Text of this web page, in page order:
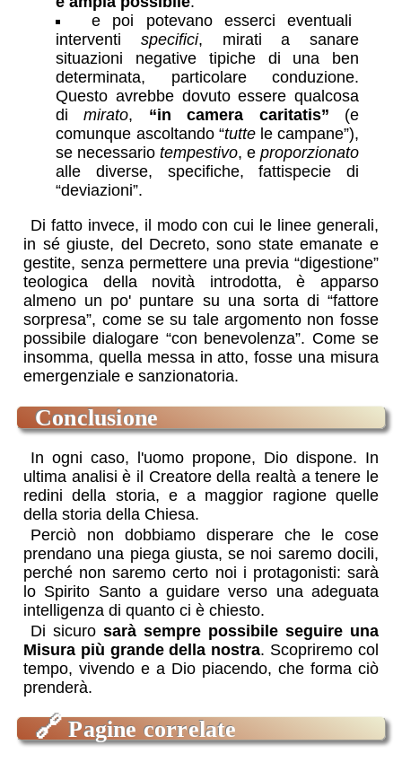
e poi potevano esserci eventuali
interventi specifici, mirati a sanare
situazioni negative tipiche di una ben
determinata, particolare conduzione.
Questo avrebbe dovuto essere qualcosa
dimirato, “in camera caritatis” (e
comunqueascoltando “tutte le campane”),
se necessariotempestivo, eproporzionato
alle diverse, specifiche, fattispecie di
“deviazioni”.
Di fatto invece, il modo con cui le linee generali,
in sé giuste, del Decreto, sono state emanate e
gestite, senza permettere una previa “digestione”
teologica della novità introdotta, è apparso
almeno un po' puntare su una sorta di “fattore
sorpresa”, come se su tale argomento non fosse
possibile dialogare “con benevolenza”. Come se
insomma, quella messa in atto, fosse una misura
emergenziale e sanzionatoria.
conclusione
In ogni caso, l'uomo propone, Dio dispone. In
ultima analisi è il Creatore della realtà a tenere le
redini della storia, e a maggior ragione quelle
della storia della Chiesa.
Perciò non dobbiamo disperare che le cose
prendano una piega giusta, se noi saremo docili,
perché non saremo certo noi i protagonisti: sarà
lo Spirito Santo a guidare verso una adeguata
intelligenza di quanto ci è chiesto.
Di sicurosarà sempre possibile seguire una
Misura più grande della nostra. Scopriremo col
tempo, vivendo e a Dio piacendo, che forma ciò
prenderà.
🔗 Pagine correlate